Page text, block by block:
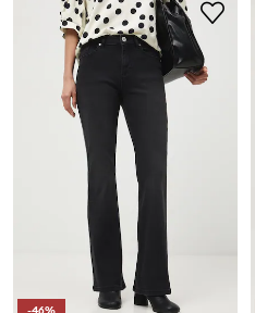
-46%